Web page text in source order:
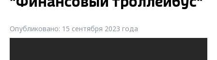
"Финансовый троллейбус"
Опубликовано: 15 сентября 2023 года